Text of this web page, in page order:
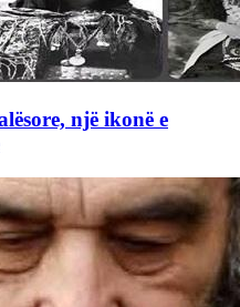
një ikonë e